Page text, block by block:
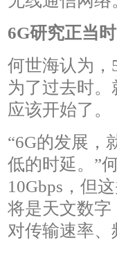
6G研究正当时
何世海认为，
为了过去时
应该开始了。
“6G的发展，
低的时延。”
10Gbps，但
将是天文数
对传输速率